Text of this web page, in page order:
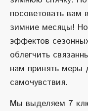
посоветовать вам
зимние месяцы!
эффектов
облегчить
нам принять меры
самочувствия.
Мы выделяем 7